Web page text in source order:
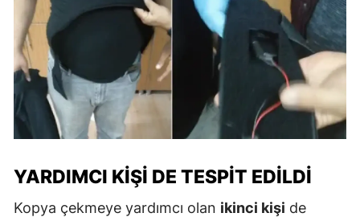
YARDIMCI KIŞI DE TESPIT EDILDI
Kopya çekmeye yardımcı olan ikinci kişi de